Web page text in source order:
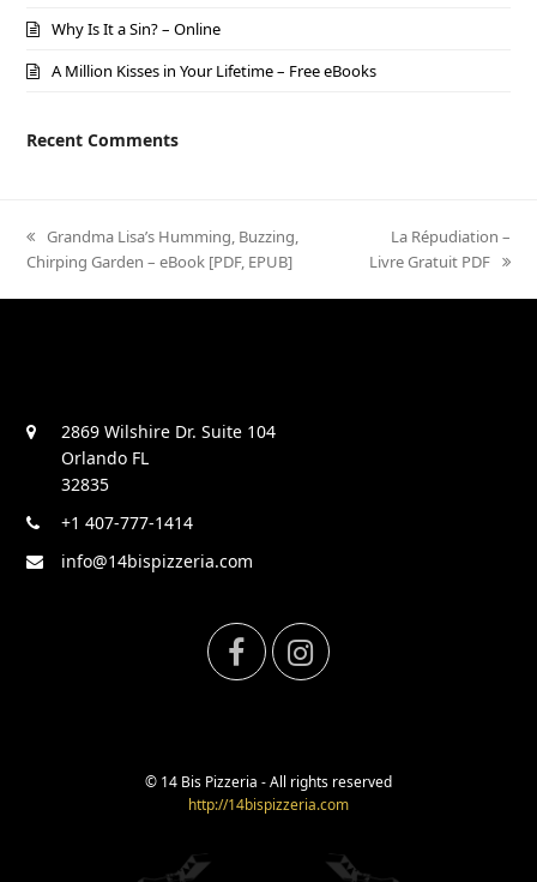
Why Is It a Sin? – Online
A Million Kisses in Your Lifetime – Free eBooks
Recent Comments
previous
post:
Grandma Lisa’s Humming, Buzzing,
Chirping Garden – eBook [PDF, EPUB]
next
post:
La Répudiation –
Livre Gratuit PDF
2869 Wilshire Dr. Suite 104
Orlando FL
32835
+1 407-777-1414
info@14bispizzeria.com
F
e
t
a
© 14 Bis Pizzeria - All rights reserved
http://14bispizzeria.com